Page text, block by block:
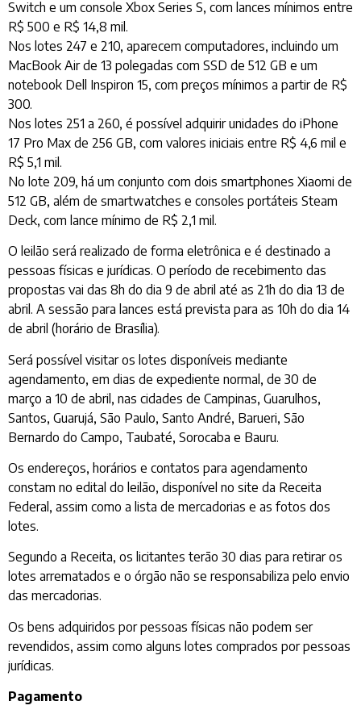
Switch e um console Xbox Series S, com lances mínimos entre
R$ 500 e R$ 14,8 mil.
Nos lotes 247 e 210, aparecem computadores, incluindo um
MacBook Air de 13 polegadas com SSD de 512 GB e um
notebook Dell Inspiron 15, com preços mínimos a partir de R$
300.
Nos lotes 251 a 260, é possível adquirir unidades do iPhone
17 Pro Max de 256 GB, com valores iniciais entre R$ 4,6 mil e
R$ 5,1 mil.
No lote 209, há um conjunto com dois smartphones Xiaomi de
512 GB, além de smartwatches e consoles portáteis Steam
Deck, com lance mínimo de R$ 2,1 mil.
O leilão será realizado de forma eletrônica e é destinado a
pessoas físicas e jurídicas. O período de recebimento das
propostas vai das 8h do dia 9 de abril até as 21h do dia 13 de
abril. A sessão para lances está prevista para as 10h do dia 14
de abril (horário de Brasília).
Será possível visitar os lotes disponíveis mediante
agendamento, em dias de expediente normal, de 30 de
março a 10 de abril, nas cidades de Campinas, Guarulhos,
Santos, Guarujá, São Paulo, Santo André, Barueri, São
Bernardo do Campo, Taubaté, Sorocaba e Bauru.
Os endereços, horários e contatos para agendamento
constam no edital do leilão, disponível no site da Receita
Federal, assim como a lista de mercadorias e as fotos dos
lotes.
Segundo a Receita, os licitantes terão 30 dias para retirar os
lotes arrematados e o órgão não se responsabiliza pelo envio
das mercadorias.
Os bens adquiridos por pessoas físicas não podem ser
revendidos, assim como alguns lotes comprados por pessoas
jurídicas.
Pagamento